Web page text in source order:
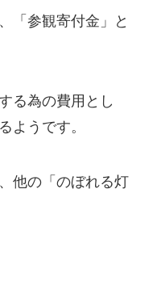
「参観寄付金」と
る為の費用とし
ようです。
他の「のぼれる灯